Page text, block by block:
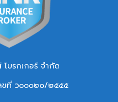
โบรกเกอร์ จำกัด
ขที่ ว๐๐๐๒๐/๒๕๕๕